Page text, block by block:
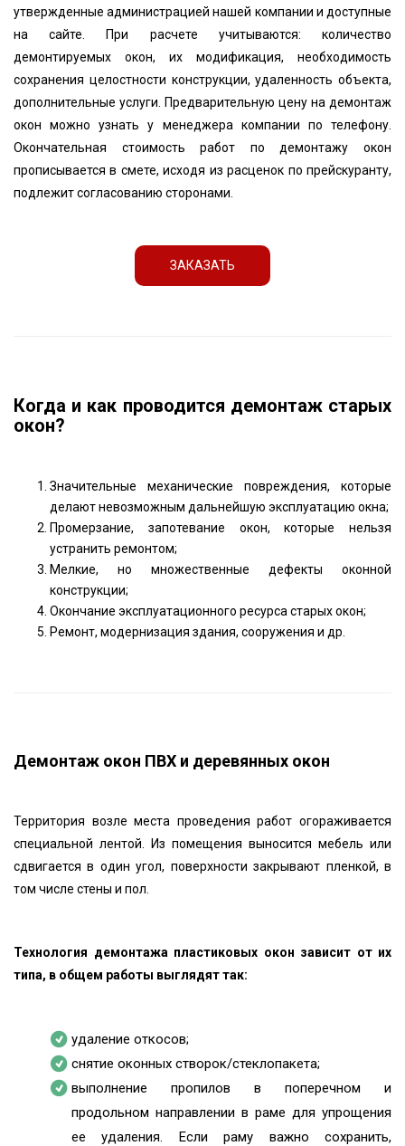
утвержденные администрацией нашей компании и доступные
на сайте. При расчете учитываются: количество
демонтируемых окон, их модификация, необходимость
сохранения целостности конструкции, удаленность объекта,
дополнительные услуги. Предварительную цену на демонтаж
окон можно узнать у менеджера компании по телефону.
Окончательная стоимость работ по демонтажу окон
прописывается в смете, исходя из расценок по прейскуранту,
подлежит согласованию сторонами.
ЗАКАЗАТЬ
Когда и как проводится демонтаж старых
окон?
Значительные механические повреждения, которые
делают невозможным дальнейшую эксплуатацию окна;
Промерзание, запотевание окон, которые нельзя
устранить ремонтом;
Мелкие, но множественные дефекты оконной
конструкции;
Окончание эксплуатационного ресурса старых окон;
Ремонт, модернизация здания, сооружения и др.
Демонтаж окон ПВХ и деревянных окон
Территория возле места проведения работ огораживается
специальной лентой. Из помещения выносится мебель или
сдвигается в один угол, поверхности закрывают пленкой, в
том числе стены и пол.
Технология демонтажа пластиковых окон зависит от их
типа, в общем работы выглядят так:
удаление откосов;
снятие оконных створок/стеклопакета;
выполнение пропилов в поперечном и
продольном направлении в раме для упрощения
ее удаления. Если раму важно сохранить,